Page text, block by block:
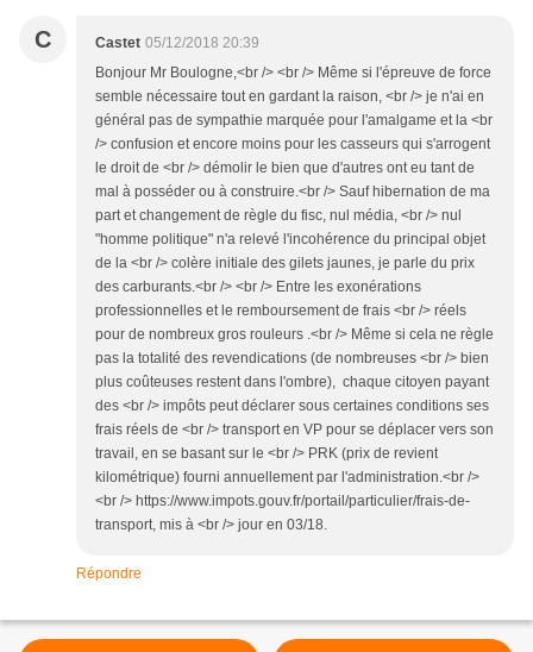
C Castet 05/12/2018 20:39
Bonjour Mr Boulogne,<br /> <br /> Même si l'épreuve de force
semble nécessaire tout en gardant la raison, <br /> je n'ai en
général pas de sympathie marquée pour l'amalgame et la <br
/> confusion et encore moins pour les casseurs qui s'arrogent
le droit de <br /> démolir le bien que d'autres ont eu tant de
mal à posséder ou à construire.<br /> Sauf hibernation de ma
part et changement de règle du fisc, nul média, <br /> nul
"homme politique" n'a relevé l'incohérence du principal objet
de la <br /> colère initiale des gilets jaunes, je parle du prix
des carburants.<br /> <br /> Entre les exonérations
professionnelles et le remboursement de frais <br /> réels
pour de nombreux gros rouleurs .<br /> Même si cela ne règle
pas la totalité des revendications (de nombreuses <br /> bien
plus coûteuses restent dans l'ombre), chaque citoyen payant
des <br /> impôts peut déclarer sous certaines conditions ses
frais réels de <br /> transport en VP pour se déplacer vers son
travail, en se basant sur le <br /> PRK (prix de revient
kilométrique) fourni annuellement par l'administration.<br />
<br /> https://www.impots.gouv.fr/portail/particulier/frais-de-
transport, mis à <br /> jour en 03/18.
Répondre